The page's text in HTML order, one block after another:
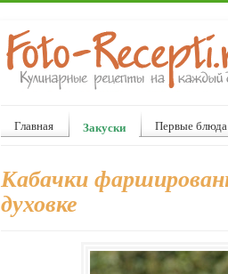
Главная Закуски Первые блюда
Кабачки
духовке